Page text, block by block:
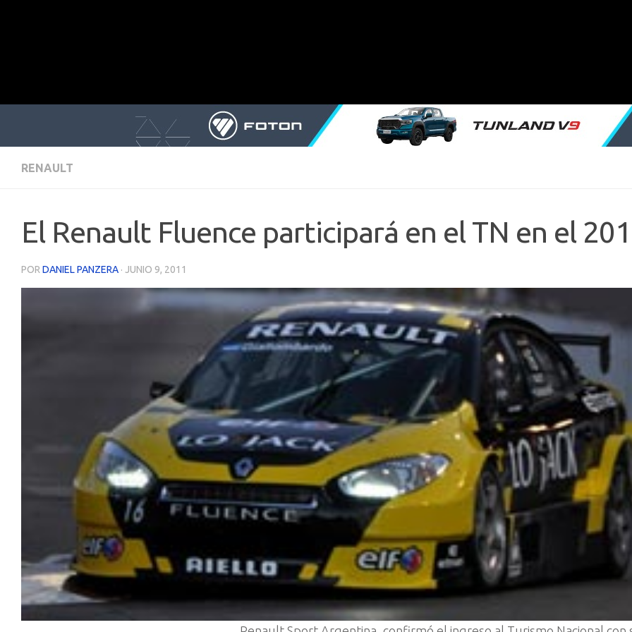
RENAULT
El Renault Fluence participará en el TN en el
POR DANIEL PANZERA · JUNIO 9, 2011